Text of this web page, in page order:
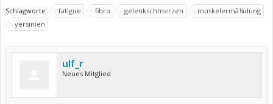
Schlagworte: fatigue fibro gelenkschmerzen
muskelermã¼dung
yersinien
ulf_r
Neues Mitglied